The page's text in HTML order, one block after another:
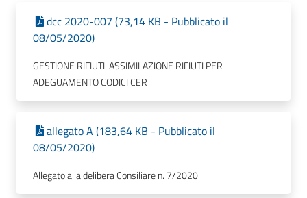
dcc 2020-007 (73,14 KB - Pubblicato il
08/05/2020)
GESTIONE RIFIUTI. ASSIMILAZIONE RIFIUTI PER
ADEGUAMENTO CODICI CER
allegato A (183,64 KB - Pubblicato il
08/05/2020)
Allegato alla delibera Consiliare n. 7/2020